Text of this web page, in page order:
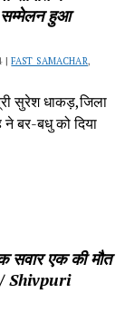
सम्मेलन हुआ
| FAST SAMACHAR
सुरेश धाकड़,जिला
बर-बधु को दिया
सवार एक की मौत
/ Shivpuri